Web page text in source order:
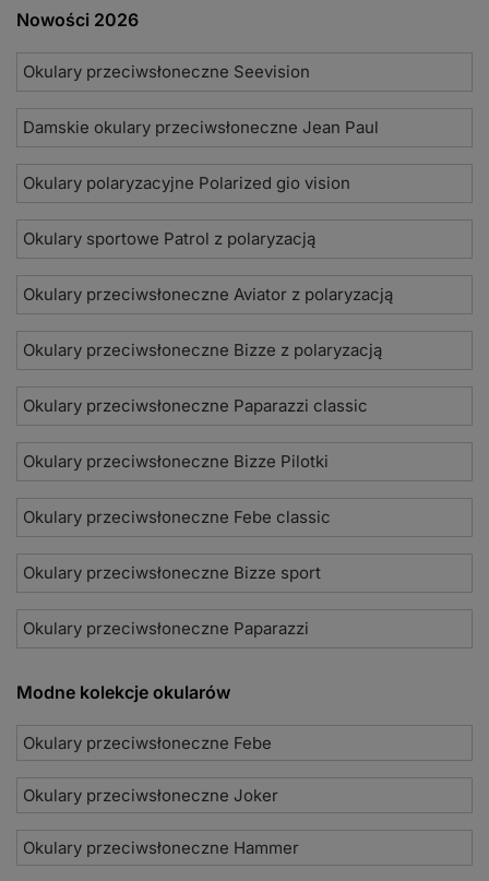
Nowości 2026
Okulary przeciwsłoneczne Seevision
Damskie okulary przeciwsłoneczne Jean Paul
Okulary polaryzacyjne Polarized gio vision
Okulary sportowe Patrol z polaryzacją
Okulary przeciwsłoneczne Aviator z polaryzacją
Okulary przeciwsłoneczne Bizze z polaryzacją
Okulary przeciwsłoneczne Paparazzi classic
Okulary przeciwsłoneczne Bizze Pilotki
Okulary przeciwsłoneczne Febe classic
Okulary przeciwsłoneczne Bizze sport
Okulary przeciwsłoneczne Paparazzi
Modne kolekcje okularów
Okulary przeciwsłoneczne Febe
Okulary przeciwsłoneczne Joker
Okulary przeciwsłoneczne Hammer